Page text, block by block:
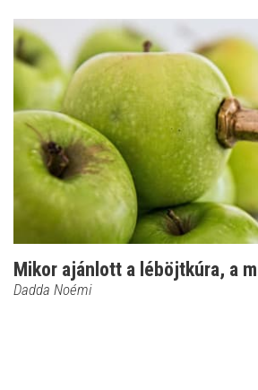
Mikor ajánlott a léböjtkúra, a
Dadda Noémi